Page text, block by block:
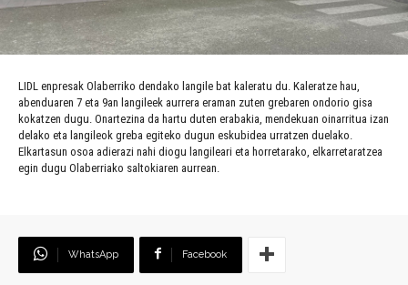
LIDL enpresak Olaberriko dendako langile bat kaleratu du. Kaleratze hau,
abenduaren 7 eta 9an langileek aurrera eraman zuten grebaren ondorio gisa
kokatzen dugu. Onartezina da hartu duten erabakia, mendekuan oinarritua izan
delako eta langileok greba egiteko dugun eskubidea urratzen duelako.
Elkartasun osoa adierazi nahi diogu langileari eta horretarako, elkarretaratzea
egin dugu Olaberriako saltokiaren aurrean.
WhatsApp Facebook